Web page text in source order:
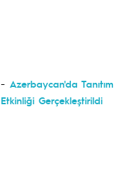
- Azerbaycan'da Tanıtım
Etkinliği Gerçekleştirildi